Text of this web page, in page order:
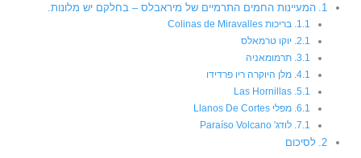
המעיינות החמים התרמיים של מיראבלס – בחלקם יש מלונות.
בריכות Colinas de Miravalles
יוקו טרמאלס
תרמומאניה
מלן היוקרה ריו פרדידו
Las Hornillas
מפלי Llanos De Cortes
לודג' Paraíso Volcano
לסיכום